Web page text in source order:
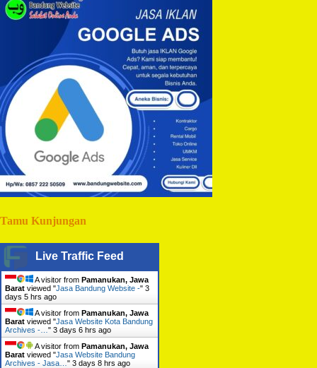
Tamu Kunjungan
Live Traffic Feed
A visitor from Pamanukan, Jawa
Barat viewed "Jasa Bandung Website -" 3
days 5 hrs ago
A visitor from Pamanukan, Jawa
Barat viewed "Jasa Website Kota Bandung
Archives -… " 3 days 6 hrs ago
A visitor from Pamanukan, Jawa
Barat viewed "Jasa Website Bandung
Archives - Jasa… " 3 days 8 hrs ago